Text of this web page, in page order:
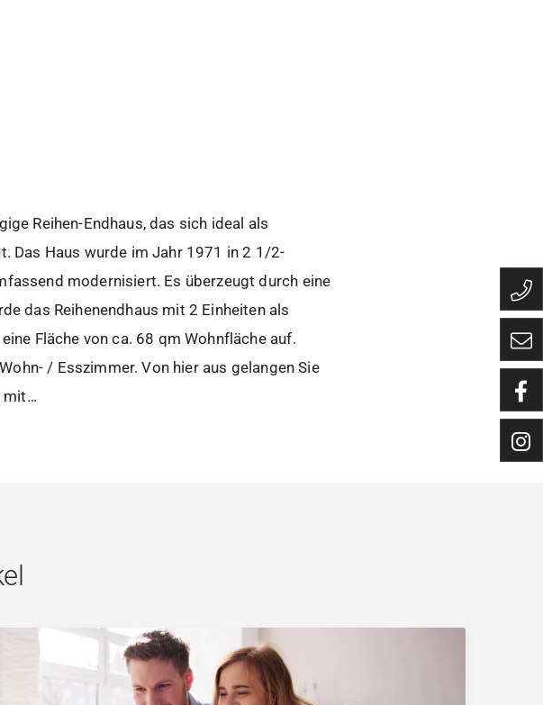
Reihen-Endhaus, das sich ideal als
Das Haus wurde im Jahr 1971 in 2 1/2-
modernisiert. Es überzeugt durch eine
das Reihenendhaus mit 2 Einheiten als
Fläche von ca. 68 qm Wohnfläche auf.
/ Esszimmer. Von hier aus gelangen Sie
mit…